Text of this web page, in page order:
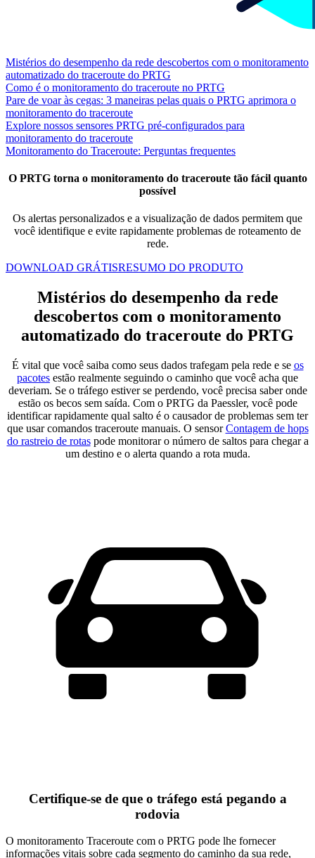
Mistérios do desempenho da rede descobertos com o monitoramento
automatizado do traceroute do PRTG
Como é o monitoramento do traceroute no PRTG
Pare de voar às cegas: 3 maneiras pelas quais o PRTG aprimora o
monitoramento do traceroute
Explore nossos sensores PRTG pré-configurados para
monitoramento do traceroute
Monitoramento do Traceroute: Perguntas frequentes
O PRTG torna o monitoramento do traceroute tão fácil quanto
possível
Os alertas personalizados e a visualização de dados permitem que
você identifique e evite rapidamente problemas de roteamento de
rede.
DOWNLOAD GRÁTISRESUMO DO PRODUTO
Mistérios do desempenho da rede
descobertos com o monitoramento
automatizado do traceroute do PRTG
É vital que você saiba como seus dados trafegam pela rede e se os
pacotes estão realmente seguindo o caminho que você acha que
deveriam. Se o tráfego estiver se perdendo, você precisa saber onde
estão os becos sem saída. Com o PRTG da Paessler, você pode
identificar rapidamente qual salto é o causador de problemas sem ter
que usar comandos traceroute manuais. O sensorContagem de hops
do rastreio de rotaspode monitorar o número de saltos para chegar a
um destino e o alerta quando a rota muda.
Certifique-se de que o tráfego está pegando a
rodovia
O monitoramento Traceroute com o PRTG pode lhe fornecer
informações vitais sobre cada segmento do caminho da sua rede,